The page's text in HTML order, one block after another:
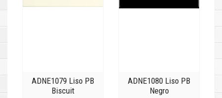
ADNE1079 Liso PB
Biscuit
ADNE1080 Liso PB
Negro